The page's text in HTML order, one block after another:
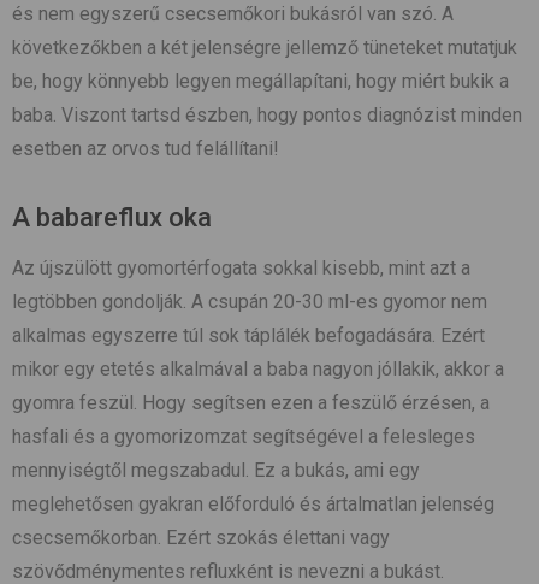
és nem egyszerű csecsemőkori bukásról van szó. A
következőkben a két jelenségre jellemző tüneteket mutatjuk
be, hogy könnyebb legyen megállapítani, hogy miért bukik a
baba. Viszont tartsd észben, hogy pontos diagnózist minden
esetben az orvos tud felállítani!
A babareflux oka
Az újszülött gyomortérfogata sokkal kisebb, mint azt a
legtöbben gondolják. A csupán 20-30 ml-es gyomor nem
alkalmas egyszerre túl sok táplálék befogadására. Ezért
mikor egy etetés alkalmával a baba nagyon jóllakik, akkor a
gyomra feszül. Hogy segítsen ezen a feszülő érzésen, a
hasfali és a gyomorizomzat segítségével a felesleges
mennyiségtől megszabadul. Ez a bukás, ami egy
meglehetősen gyakran előforduló és ártalmatlan jelenség
csecsemőkorban. Ezért szokás élettani vagy
szövődménymentes refluxként is nevezni a bukást.